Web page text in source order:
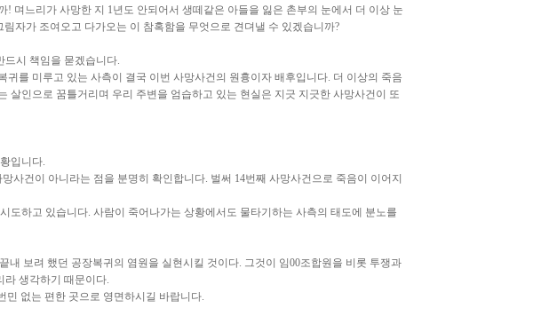
! 며느리가 사망한 지 1년도 안되어서 생떼같은 아들을 잃은 촌부의 눈에서 더 이상 눈
자가 조여오고 다가오는 이 참혹함을 무엇으로 견뎌낼 수 있겠습니까?
드시 책임을 묻겠습니다.
귀를 미루고 있는 사측이 결국 이번 사망사건의 원흉이자 배후입니다. 더 이상의 죽음
살인으로 꿈틀거리며 우리 주변을 엄습하고 있는 현실은 지긋 지긋한 사망사건이 또
입니다.
사건이 아니라는 점을 분명히 확인합니다. 벌써 14번째 사망사건으로 죽음이 이어지
도하고 있습니다. 사람이 죽어나가는 상황에서도 물타기하는 사측의 태도에 분노를
내 보려 했던 공장복귀의 염원을 실현시킬 것이다. 그것이 임00조합원을 비롯 투쟁과
라 생각하기 때문이다.
민 없는 편한 곳으로 영면하시길 바랍니다.